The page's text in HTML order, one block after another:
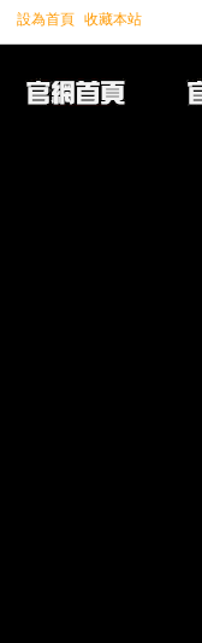
設為首頁 收藏本站